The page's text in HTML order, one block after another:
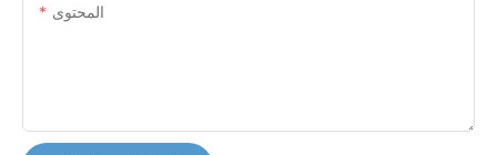
المحتوى